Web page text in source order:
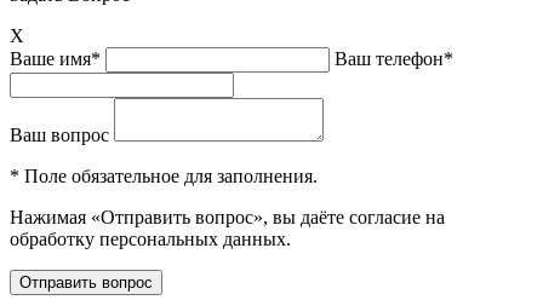
X
Ваше имя*
Ваш телефон*
Ваш вопрос
* Поле обязательное для заполнения.
Нажимая «Отправить вопрос», вы даёте согласие на
обработку персональных данных.